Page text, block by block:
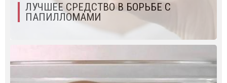
ЛУЧШЕЕ СРЕДСТВО В БОРЬБЕ С
ПАПИЛЛОМАМИ